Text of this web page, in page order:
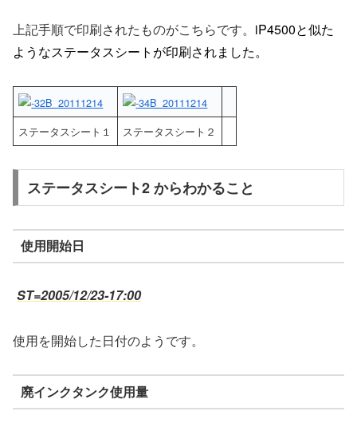
上記手順で印刷されたものがこちらです。 iP4500と似た
ようなステータスシートが印刷されました。
ステータスシート１ ステータスシート２
ステータスシート2 からわかること
使用開始日
ST=2005/12/23-17:00
使用を開始した日付のようです。
廃インクタンク使用量